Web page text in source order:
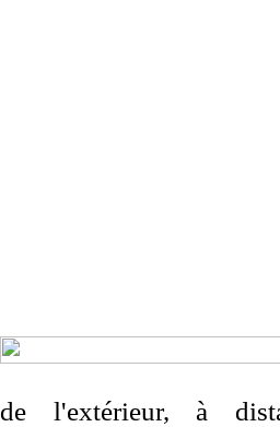
de l'extérieur, à